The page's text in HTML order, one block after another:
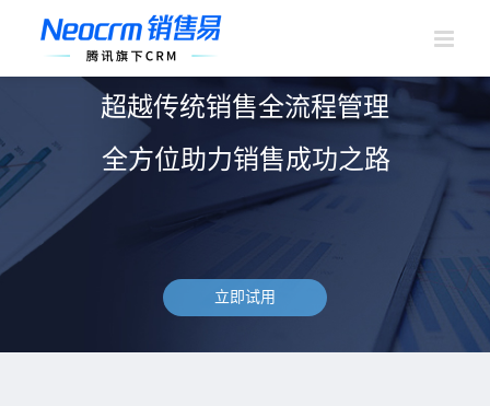
容
超越传统销售全流程管理
立即试用
全方位助力销售成功之路